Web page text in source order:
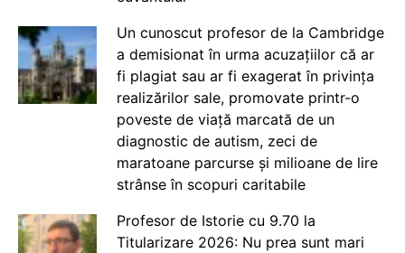
Un cunoscut profesor de la Cambridge
a demisionat în urma acuzațiilor că ar
fi plagiat sau ar fi exagerat în privința
realizărilor sale, promovate printr-o
poveste de viață marcată de un
diagnostic de autism, zeci de
maratoane parcurse și milioane de lire
strânse în scopuri caritabile
Profesor de Istorie cu 9.70 la
Titularizare 2026: Nu prea sunt mari